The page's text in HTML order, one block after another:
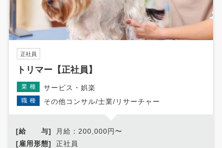
正社員
トリマー【正社員】
業種 サービス・娯楽
職種 その他コンサル/士業/リサーチャー
[給 与]
月給：200,000円〜
[雇用形態]
正社員